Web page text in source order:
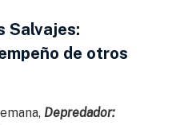
Salvajes:
de otros
Depredador: